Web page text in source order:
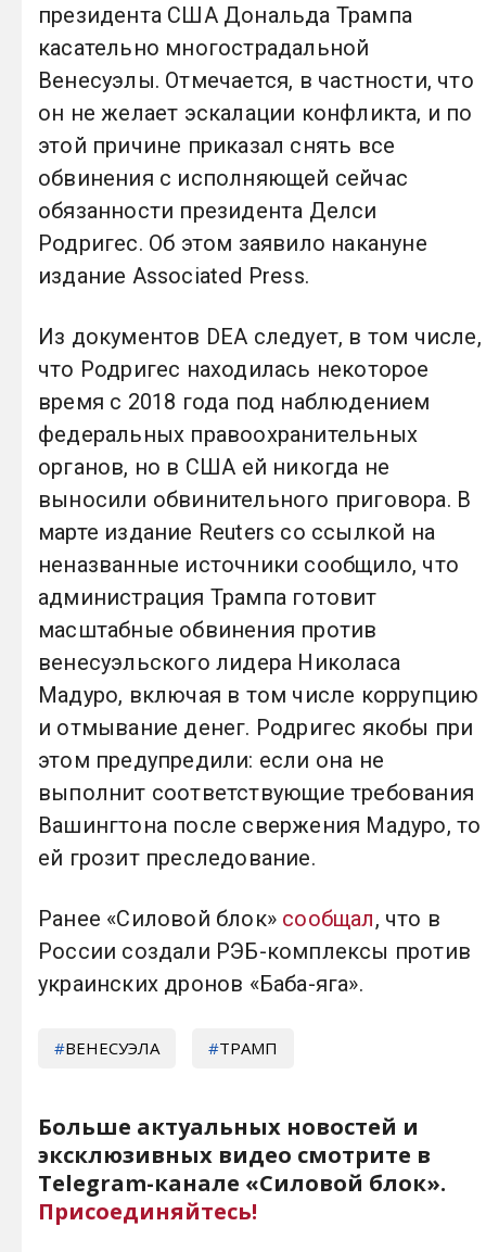
президента США Дональда Трампа
касательно многострадальной
Венесуэлы. Отмечается, в частности, что
он не желает эскалации конфликта, и по
этой причине приказал снять все
обвинения с исполняющей сейчас
обязанности президента Делси
Родригес. Об этом заявило накануне
издание Associated Press.
Из документов DEA следует, в том числе,
что Родригес находилась некоторое
время с 2018 года под наблюдением
федеральных правоохранительных
органов, но в США ей никогда не
выносили обвинительного приговора. В
марте издание Reuters со ссылкой на
неназванные источники сообщило, что
администрация Трампа готовит
масштабные обвинения против
венесуэльского лидера Николаса
Мадуро, включая в том числе коррупцию
и отмывание денег. Родригес якобы при
этом предупредили: если она не
выполнит соответствующие требования
Вашингтона после свержения Мадуро, то
ей грозит преследование.
Ранее «Силовой блок» сообщал, что в
России создали РЭБ-комплексы против
украинских дронов «Баба-яга».
ВЕНЕСУЭЛА ТРАМП
Больше актуальных новостей и
эксклюзивных видео смотрите в
Telegram-канале «Силовой блок».
Присоединяйтесь!